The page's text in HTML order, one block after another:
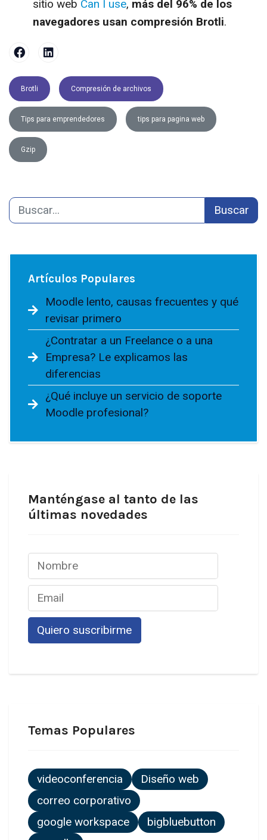
sitio web Can I use, más del 96% de los
navegadores usan compresión Brotli.
Brotli Compresión de archivos
Tips para emprendedores tips para pagina web
Gzip
Buscar
Artículos Populares
Moodle lento, causas frecuentes y qué
revisar primero
¿Contratar a un Freelance o a una
Empresa? Le explicamos las
diferencias
¿Qué incluye un servicio de soporte
Moodle profesional?
Manténgase al tanto de las
últimas novedades
Temas Populares
videoconferencia
Diseño web
correo corporativo
google workspace
bigbluebutton